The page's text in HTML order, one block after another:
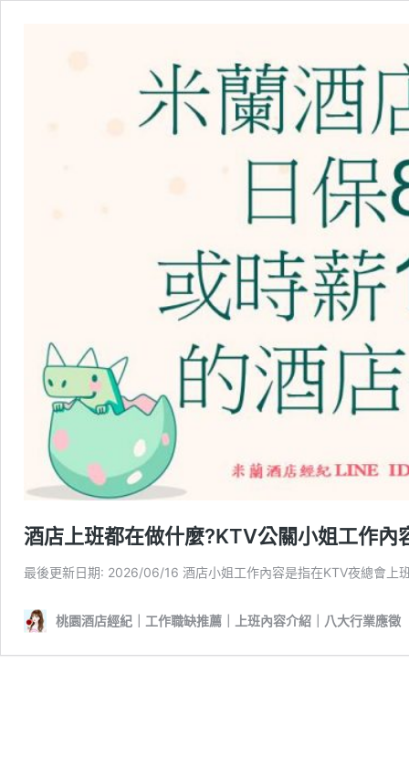
酒店上班都在做什麼?KTV公關小姐工作內
最後更新日期: 2026/06/16 酒店小姐工作內容是指在KTV夜總會
桃園酒店經紀｜工作職缺推薦｜上班內容介紹｜八大行業應徵